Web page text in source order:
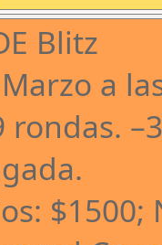
Blitz
a
rondas.
$1500;